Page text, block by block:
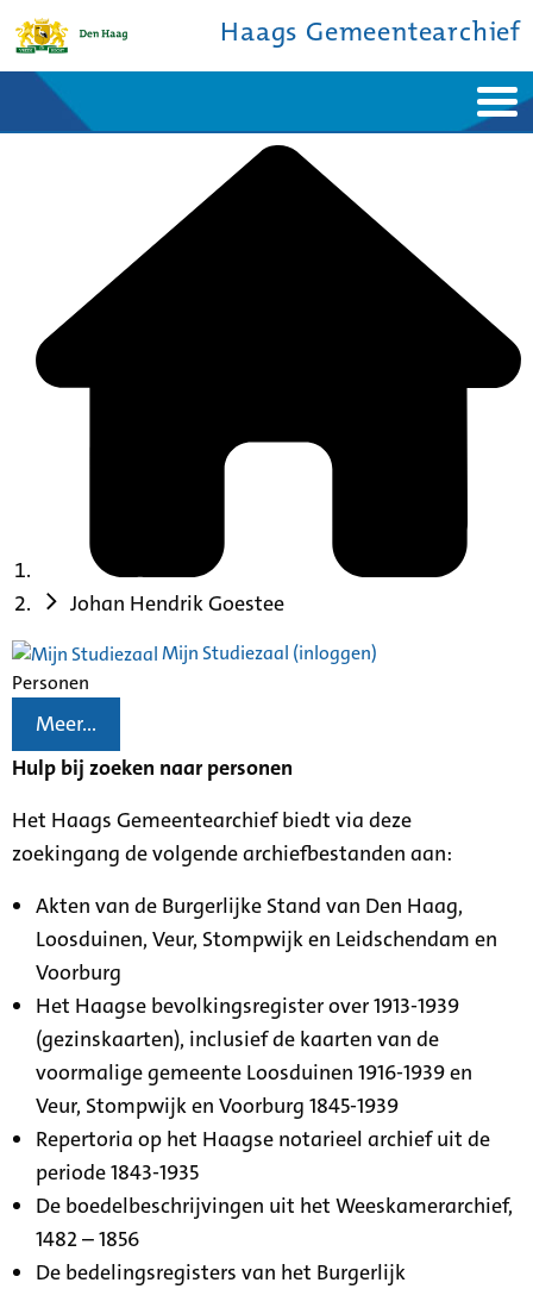
Haags Gemeentearchief
Bronnen en collecties
Johan Hendrik Goestee
Mijn Studiezaal (inloggen)
Personen
Meer...
Hulp bij zoeken naar personen
Het Haags Gemeentearchief biedt via deze
zoekingang de volgende archiefbestanden aan:
Akten van de Burgerlijke Stand van Den Haag,
Loosduinen, Veur, Stompwijk en Leidschendam en
Voorburg
Het Haagse bevolkingsregister over 1913-1939
(gezinskaarten), inclusief de kaarten van de
voormalige gemeente Loosduinen 1916-1939 en
Veur, Stompwijk en Voorburg 1845-1939
Repertoria op het Haagse notarieel archief uit de
periode 1843-1935
De boedelbeschrijvingen uit het Weeskamerarchief,
1482 – 1856
De bedelingsregisters van het Burgerlijk